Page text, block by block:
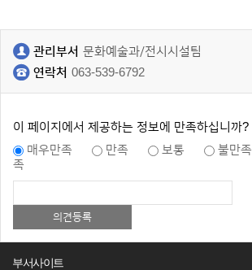
관리부서 문화예술과/전시시설팀
연락처 063-539-6792
이 페이지에서 제공하는 정보에 만족하십니까?
매우만족
만족 보통 불만족
족
부서사이트